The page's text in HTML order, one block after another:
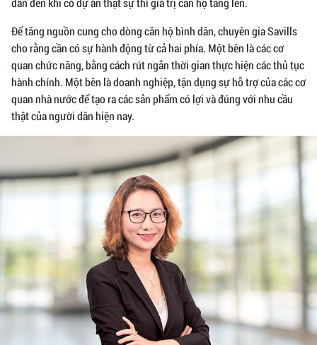
Để tăng nguồn cung cho dòng căn hộ bình dân, chuyên gia Savills
cho rằng cần có sự hành động từ cả hai phía. Một bên là các cơ
quan chức năng, bằng cách rút ngắn thời gian thực hiện các thủ tục
hành chính. Một bên là doanh nghiệp, tận dụng sự hỗ trợ của các cơ
quan nhà nước để tạo ra các sản phẩm có lợi và đúng với nhu cầu
thật của người dân hiện nay.